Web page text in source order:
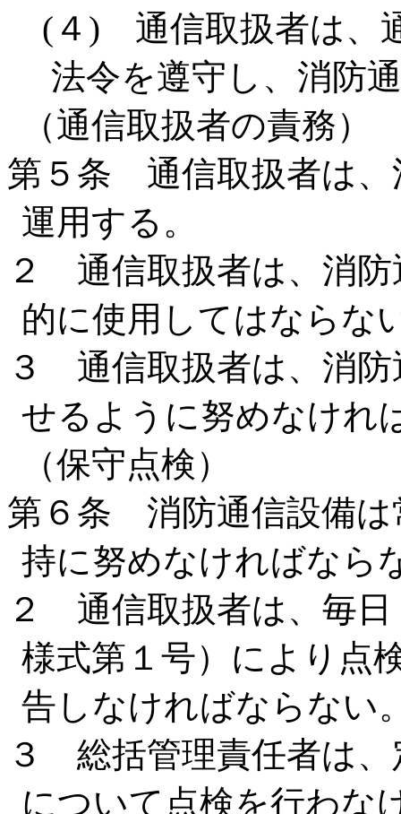
(４) 通信取扱者は、
法令を遵守し、消防
（通信取扱者の責務）
第５条 通信取扱者は、
運用する。
２ 通信取扱者は、消防
的に使用してはならな
３ 通信取扱者は、消防
せるように努めなけれ
（保守点検）
第６条 消防通信設備は
持に努めなければなら
２ 通信取扱者は、毎日
様式第１号）により点
告しなければならない
３ 総括管理責任者は、
について点検を行わな